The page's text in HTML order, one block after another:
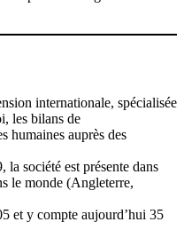
internationale, spécialisée
les bilans de
humaines auprès des
société est présente dans
le monde (Angleterre,
et y compte aujourd’hui 35